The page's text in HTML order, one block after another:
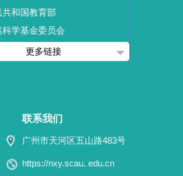
和国教育部
科学基金委员会
更多链接
联系我们
广州市天河区五山路483号
https://nxy.scau. edu.cn